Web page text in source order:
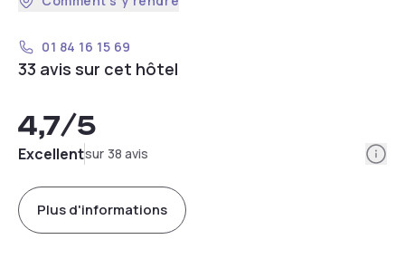
01 84 16 15 69
33 avis sur cet hôtel
4,7/5
Excellentsur 38 avis
Plus d'informations